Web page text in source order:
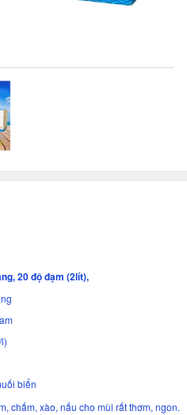
20 độ đạm (2lít),
biển
chấm, xào, nấu cho mùi rất thơm, ngon.